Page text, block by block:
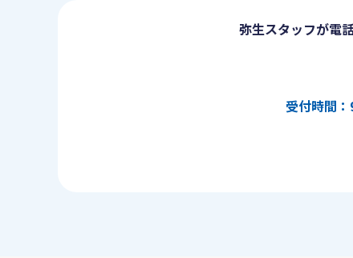
弥生スタッフが電
受付時間